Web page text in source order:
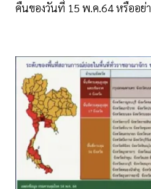
คืนของวันที่ 15 พ.ค.64 หรืออย่